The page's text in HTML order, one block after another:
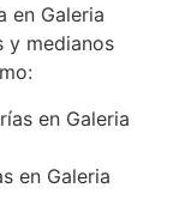
en Galeria
y medianos
en Galeria
en Galeria